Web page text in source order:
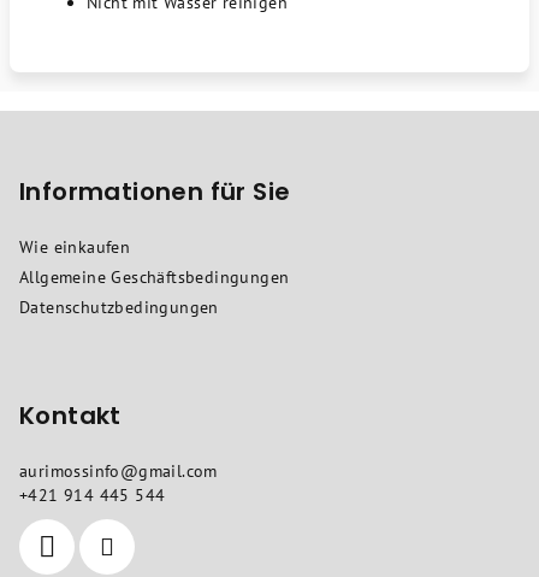
ßInformationen für Sie
Wie einkaufen
Allgemeine Geschäftsbedingungen
Datenschutzbedingungen
Kontakt
aurimossinfo@gmail.com
+421 914 445 544